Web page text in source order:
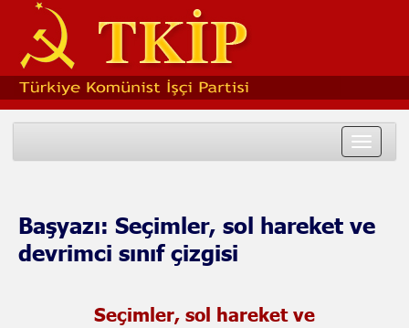
Toggle
Başyazı: Seçimler, sol hareket ve
devrimci sınıf çizgisi
Seçimler, sol hareket ve